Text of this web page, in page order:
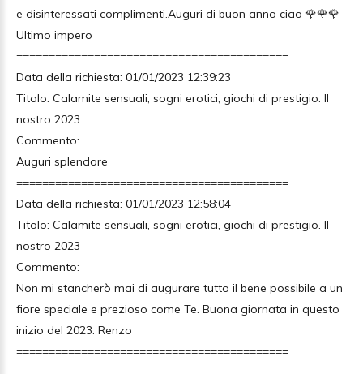
e disinteressati complimenti.Auguri di buon anno ciao 🌹🌹🌹
Ultimo impero
==========================================
Data della richiesta: 01/01/2023 12:39:23
Titolo: Calamite sensuali, sogni erotici, giochi di prestigio. Il
nostro 2023
Commento:
Auguri splendore
==========================================
Data della richiesta: 01/01/2023 12:58:04
Titolo: Calamite sensuali, sogni erotici, giochi di prestigio. Il
nostro 2023
Commento:
Non mi stancherò mai di augurare tutto il bene possibile a un
fiore speciale e prezioso come Te. Buona giornata in questo
inizio del 2023. Renzo
==========================================